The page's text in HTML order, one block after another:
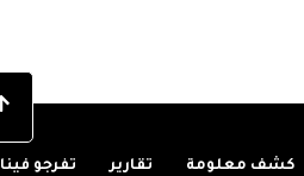
كشف معلومة تقارير تفرجو فينا